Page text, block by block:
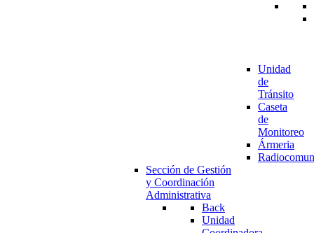
Unidad
de
Tránsito
Caseta
de
Monitoreo
Ármeria
Sección de Gestión
y Coordinación
Administrativa
Back
Unidad